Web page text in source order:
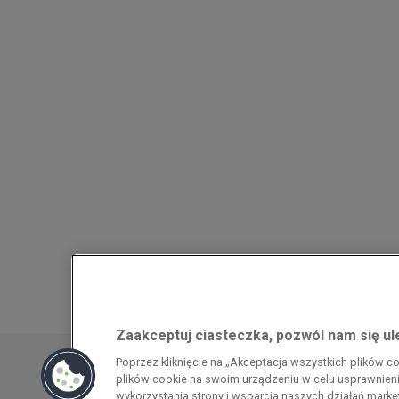
energochłonnego związana z cenami
pomoc w ramach programu rządowego
Zaakceptuj ciasteczka, pozwól nam się
Poprzez kliknięcie na „Akceptacja wszystkich plików
plików cookie na swoim urządzeniu w celu
wykorzystania strony i wsparcia naszych działań